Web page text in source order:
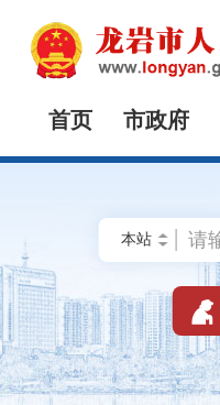
首页 市政府
